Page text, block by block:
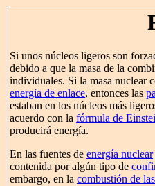
Si unos núcleos ligeros son
debido a que la masa de la
individuales. Si la masa nuclear
energía de enlace, entonces las
estaban en los núcleos más
acuerdo con la fórmula de
producirá energía.
En las fuentes de energía nuclear
contenida por algún tipo de
embargo, en la combustión de